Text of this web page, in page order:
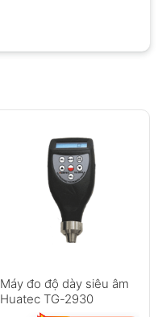
Máy đo độ dày siêu âm
Huatec TG-2930